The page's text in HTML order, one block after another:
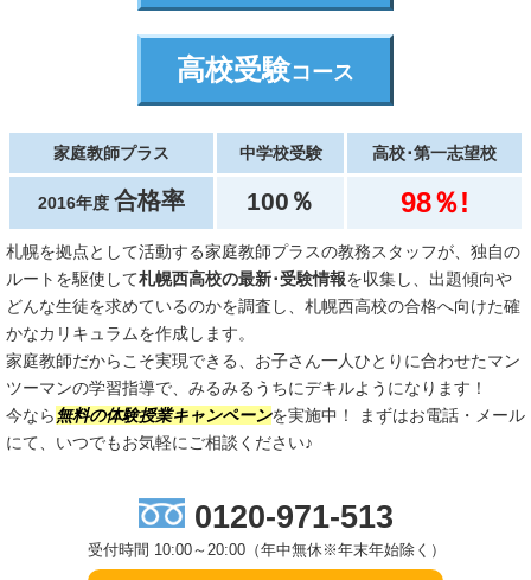
高校受験コース
家庭教師プラス 中学校受験 高校･第一志望校
2016年度 合格率 100％ 98％!
札幌を拠点として活動する家庭教師プラスの教務スタッフが、独自の
ルートを駆使して札幌西高校の最新･受験情報を収集し、出題傾向や
どんな生徒を求めているのかを調査し、札幌西高校の合格へ向けた確
かなカリキュラムを作成します。
家庭教師だからこそ実現できる、お子さん一人ひとりに合わせたマン
ツーマンの学習指導で、みるみるうちにデキルようになります！
今なら無料の体験授業キャンペーンを実施中！ まずはお電話・メール
にて、いつでもお気軽にご相談ください♪
0120-971-513
受付時間 10:00～20:00（年中無休※年末年始除く）